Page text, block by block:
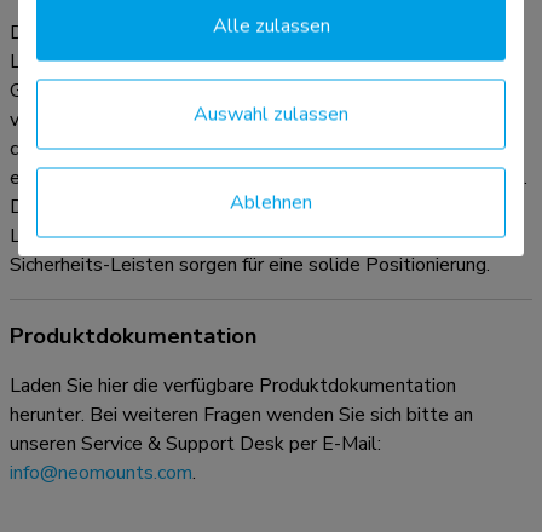
Der Neomounts NSLS200 ist ein Universalständer für
Laptops von 10 bis 17 Zoll mit einer maximalen
Gewichtskapazität von 5 kg. Der Ständer verfügt über 7
verschiedene Höhenpositionen, Tiefenverstellung und ein
cleveres Klappdesign. Durch das leichte, kompakte Design
eignet sich der Ständer ideal, um ihn überall hin mitzunehmen.
Die offene Konfiguration sorgt für eine gute Belüftung des
Laptops und die rutschfesten Silikonkissen sowie die
Sicherheits-Leisten sorgen für eine solide Positionierung.
Produktdokumentation
Laden Sie hier die verfügbare Produktdokumentation
herunter. Bei weiteren Fragen wenden Sie sich bitte an
unseren Service & Support Desk per E-Mail:
info@neomounts.com.
Ablehnen
Auswahl zulassen
Alle zulassen